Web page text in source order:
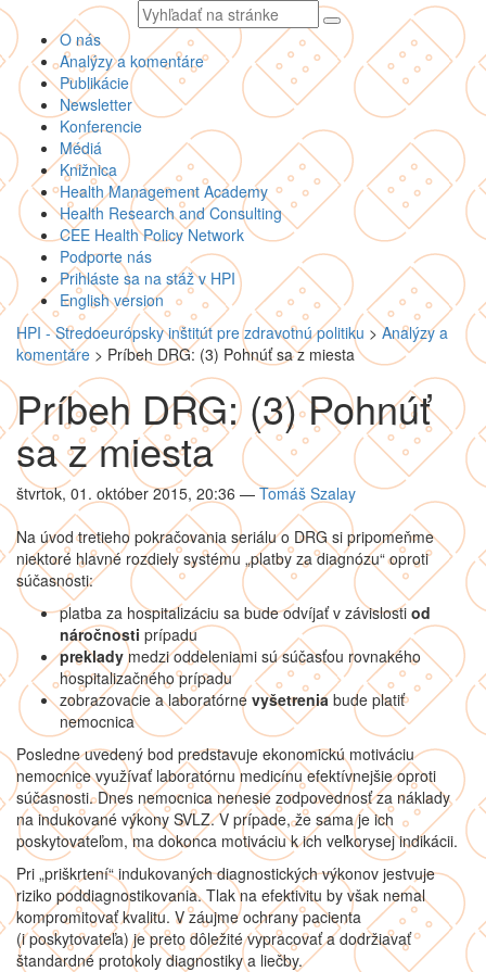
Vyhľadávaný
text
O nás
Analýzy a komentáre
Publikácie
Newsletter
Konferencie
Médiá
Knižnica
Health Management Academy
Health Research and Consulting
CEE Health Policy Network
Podporte nás
Prihláste sa na stáž v HPI
English version
HPI - Stredoeurópsky inštitút pre zdravotnú politiku >Analýzy a
komentáre > Príbeh DRG: (3) Pohnúť sa z miesta
Príbeh DRG: (3) Pohnúť
sa z miesta
štvrtok, 01. október 2015, 20:36 — Tomáš Szalay
Na úvod tretieho pokračovania seriálu o DRG si pripomeňme
niektoré hlavné rozdiely systému „platby za diagnózu“ oproti
súčasnosti:
platba za hospitalizáciu sa bude odvíjať v závislosti od
náročnosti prípadu
preklady medzi oddeleniami sú súčasťou rovnakého
hospitalizačného prípadu
zobrazovacie a laboratórne vyšetreniabude platiť
nemocnica
Posledne uvedený bod predstavuje ekonomickú motiváciu
nemocnice využívať laboratórnu medicínu efektívnejšie oproti
súčasnosti. Dnes nemocnica nenesie zodpovednosť za náklady
na indukované výkony SVLZ. V prípade, že sama je ich
poskytovateľom, ma dokonca motiváciu k ich veľkorysej indikácii.
Pri „priškrtení“ indukovaných diagnostických výkonov jestvuje
riziko poddiagnostikovania. Tlak na efektivitu by však nemal
kompromitovať kvalitu. V záujme ochrany pacienta
(i poskytovateľa) je preto dôležité vypracovať a dodržiavať
štandardné protokoly diagnostiky a liečby.